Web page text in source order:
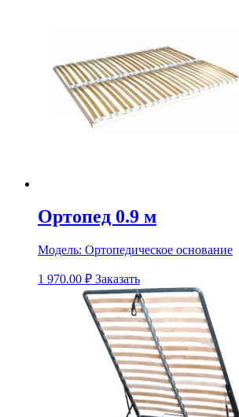
Ортопед 0.9 м
Модель: Ортопедическое основание
1 970.00 ₽ Заказать